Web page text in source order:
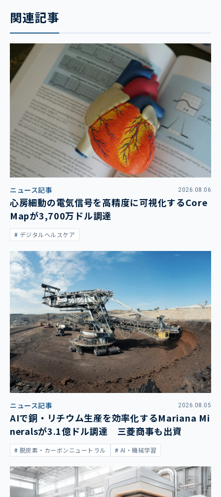
関連記事
ニュース記事 2026.08.06
心房細動の電気信号を高精度に可視化するCore
Mapが3,700万ドル調達
デジタルヘルスケア
ニュース記事 2026.08.05
AIで銅・リチウム生産を効率化するMariana Mi
neralsが3.1億ドル調達 三菱商事も出資
脱炭素・カーボンニュートラル AI・機械学習